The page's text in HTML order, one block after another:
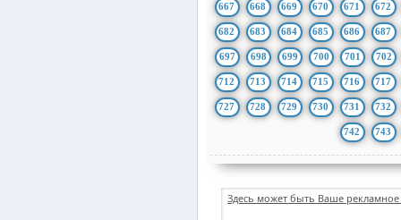
667 668 669 670 671 672
682 683 684 685 686 687
697 698 699 700 701 702
712 713 714 715 716 717
727 728 729 730 731 732
742 743
Здесь может быть Ваше